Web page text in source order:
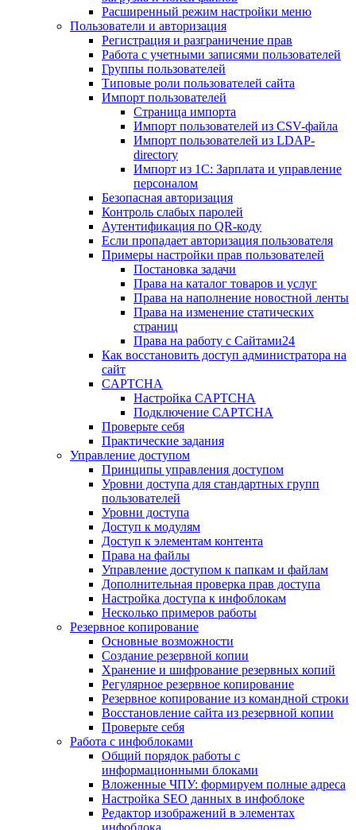
Расширенный режим настройки меню
Пользователи и авторизация
Регистрация и разграничение прав
Работа с учетными записями пользователей
Группы пользователей
Типовые роли пользователей сайта
Импорт пользователей
Страница импорта
Импорт пользователей из CSV-файла
Импорт пользователей из LDAP-
directory
Импорт из 1С: Зарплата и управление
персоналом
Безопасная авторизация
Контроль слабых паролей
Аутентификация по QR-коду
Если пропадает авторизация пользователя
Примеры настройки прав пользователей
Постановка задачи
Права на каталог товаров и услуг
Права на наполнение новостной ленты
Права на изменение статических
страниц
Права на работу с Сайтами24
Как восстановить доступ администратора на
сайт
CAPTCHA
Настройка CAPTCHA
Подключение CAPTCHA
Проверьте себя
Практические задания
Управление доступом
Принципы управления доступом
Уровни доступа для стандартных групп
пользователей
Уровни доступа
Доступ к модулям
Доступ к элементам контента
Права на файлы
Управление доступом к папкам и файлам
Дополнительная проверка прав доступа
Настройка доступа к инфоблокам
Несколько примеров работы
Резервное копирование
Основные возможности
Создание резервной копии
Хранение и шифрование резервных копий
Регулярное резервное копирование
Резервное копирование из командной строки
Восстановление сайта из резервной копии
Проверьте себя
Работа с инфоблоками
Общий порядок работы с
информационными блоками
Вложенные ЧПУ: формируем полные адреса
Настройка SEO данных в инфоблоке
Редактор изображений в элементах
инфоблока